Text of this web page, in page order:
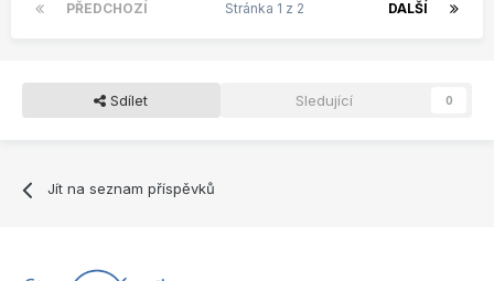
PŘEDCHOZÍ DALŠÍ
Stránka 1 z 2
Sdílet Sledující 0
Jít na seznam příspěvků